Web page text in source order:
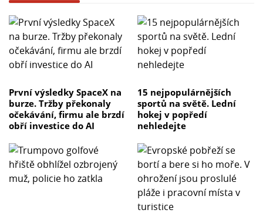
První výsledky SpaceX na
burze. Tržby překonaly
očekávání, firmu ale brzdí
obří investice do AI
15 nejpopulárnějších
sportů na světě. Lední
hokej v popředí
nehledejte